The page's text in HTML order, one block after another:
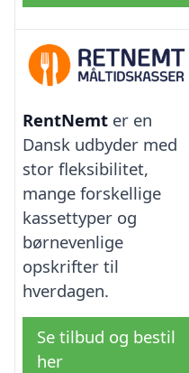
RentNemt er en
Dansk udbyder med
stor fleksibilitet,
mange forskellige
kassettyper og
børnevenlige
opskrifter til
hverdagen.
Se tilbud og bestil
her